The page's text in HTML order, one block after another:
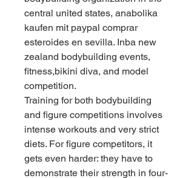
central united states, anabolika
kaufen mit paypal comprar
esteroides en sevilla. Inba new
zealand bodybuilding events,
fitness,bikini diva, and model
competition.
Training for both bodybuilding
and figure competitions involves
intense workouts and very strict
diets. For figure competitors, it
gets even harder: they have to
demonstrate their strength in four-